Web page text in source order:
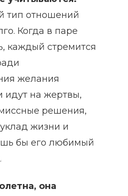
тип отношений
Когда в паре
каждый стремится
желания
идут на жертвы,
решения,
жизни и
бы его любимый
она